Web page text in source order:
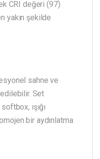
CRI değeri (97)
yakın şekilde
sahne ve
Set
ışığı
bir aydınlatma